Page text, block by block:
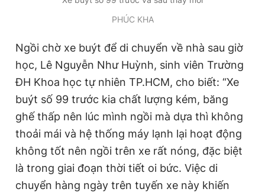
PHÚC KHA
Ngồi chờ xe buýt để di chuyển về nhà sau giờ
học, Lê Nguyễn Như Huỳnh, sinh viên Trường
ĐH Khoa học tự nhiên TP.HCM, cho biết: “Xe
buýt số 99 trước kia chất lượng kém, băng
ghế thấp nên lúc mình ngồi mà dựa thì không
thoải mái và hệ thống máy lạnh lại hoạt động
không tốt nên ngồi trên xe rất nóng, đặc biệt
là trong giai đoạn thời tiết oi bức. Việc di
chuyển hàng ngày trên tuyến xe này khiến